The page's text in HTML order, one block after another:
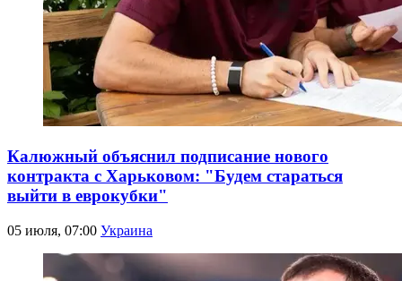
Калюжный объяснил подписание нового
контракта с Харьковом: "Будем стараться
выйти в еврокубки"
05 июля, 07:00 Украина